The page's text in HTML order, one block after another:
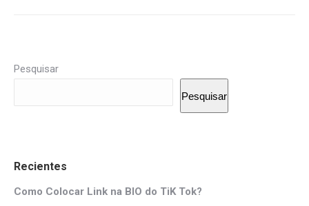
Pesquisar
Pesquisar
Recientes
Como Colocar Link na BIO do TiK Tok?